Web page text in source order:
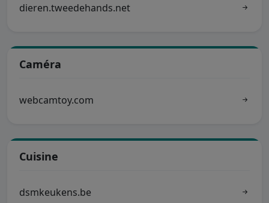
dieren.tweedehands.net
Caméra
webcamtoy.com
Cuisine
dsmkeukens.be